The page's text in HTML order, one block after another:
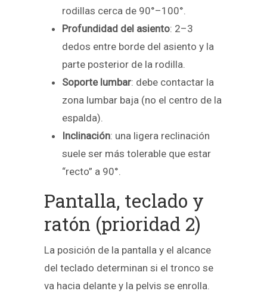
rodillas cerca de 90°–100°.
Profundidad del asiento: 2–3
dedos entre borde del asiento y la
parte posterior de la rodilla.
Soporte lumbar: debe contactar la
zona lumbar baja (no el centro de la
espalda).
Inclinación: una ligera reclinación
suele ser más tolerable que estar
“recto” a 90°.
Pantalla, teclado y
ratón (prioridad 2)
La posición de la pantalla y el alcance
del teclado determinan si el tronco se
va hacia delante y la pelvis se enrolla.